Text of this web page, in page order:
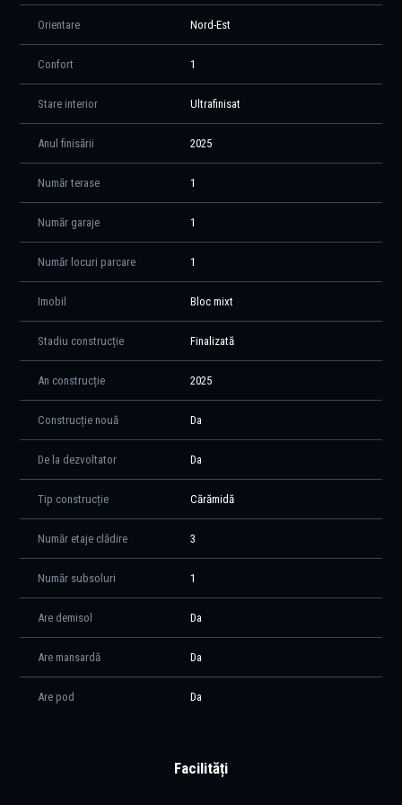
supermarketuri, restaurante, farmacii și școală, iar transportul public
Henri Coandă este rapid și facil. În viitor, zona va fi deservită și de stația
de metrou, ceea ce crește valoarea investiției și confortul locuirii.
📞 Programează acum o vizionare!
Orientare Nord-Est
Confort 1
Stare interior Ultrafinisat
Anul finisării 2025
Număr terase 1
Număr garaje 1
Număr locuri parcare 1
Imobil Bloc mixt
Stadiu construcție Finalizată
An construcție 2025
Construcție nouă Da
De la dezvoltator Da
Tip construcție Cărămidă
Număr etaje clădire 3
Număr subsoluri 1
Are demisol Da
Are mansardă Da
Are pod Da
Facilități